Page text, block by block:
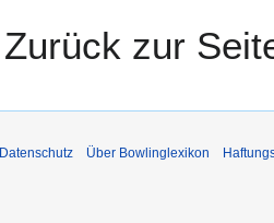
Zurück zur
Datenschutz Über Bowlinglexikon